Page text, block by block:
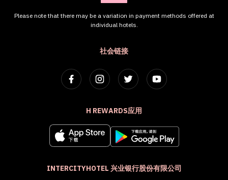
社会链接
H REWARDS应用
INTERCITYHOTEL 兴业银行股份有限公司
Please note that there may be a variation in payment methods offered at
individual hotels.